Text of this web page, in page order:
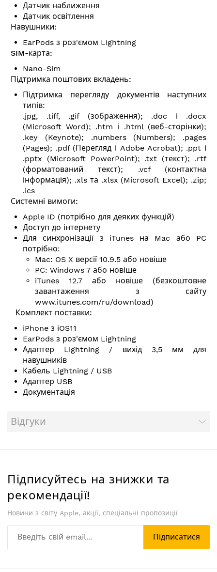
Датчик наближення
Датчик освітлення
Навушники:
EarPods з роз'ємом Lightning
SIM-карта:
Nano-Sim
Підтримка поштових вкладень:
Підтримка перегляду документів наступних
типів:
.jpg, .tiff, .gif (зображення); .doc і .docx
(Microsoft Word); .htm і .html (веб-сторінки);
.key (Keynote); .numbers (Numbers); .pages
(Pages); .pdf (Перегляд і Adobe Acrobat); .ppt і
.pptx (Microsoft PowerPoint); .txt (текст); .rtf
(форматований текст); .vcf (контактна
інформація); .xls та .xlsx (Microsoft Excel); .zip;
.ics
Системні вимоги:
Apple ID (потрібно для деяких функцій)
Доступ до інтернету
Для синхронізації з iTunes на Mac або PC
потрібно:
Mac: OS X версії 10.9.5 або новіше
PC: Windows 7 або новіше
iTunes 12.7 або новіше (безкоштовне
завантаження з сайту
www.itunes.com/ru/download)
Комплект поставки:
iPhone з iOS11
EarPods з роз'ємом Lightning
Адаптер Lightning / вихід 3,5 мм для
навушників
Кабель Lightning / USB
Адаптер USB
Документація
Відгуки
Підписуйтесь на знижки та
рекомендації!
Новини з світу Apple, акції, спеціальні пропозиції
Підписатися